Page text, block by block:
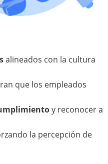
alineados con la cultura
que los empleados
y reconocer a
la percepción de